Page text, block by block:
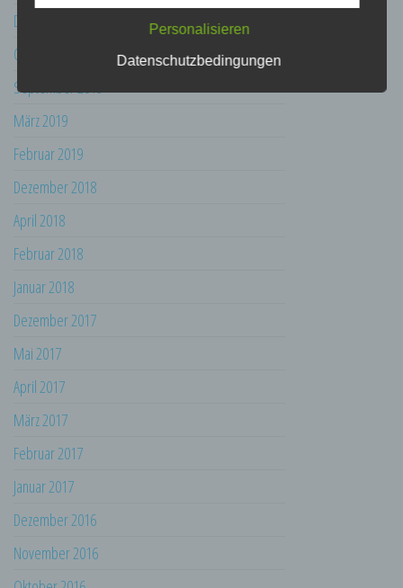
Dezember 2019
Oktober 2019
September 2019
März 2019
Februar 2019
Dezember 2018
April 2018
Februar 2018
Januar 2018
Dezember 2017
Mai 2017
April 2017
März 2017
Februar 2017
Januar 2017
Dezember 2016
November 2016
Markierung gespeicherter
künftige Verarbeitung einzuschränken.
Profiling ist jede Art der automatisierten
darin besteht, dass diese
zu bewerten, insbesondere, um Aspekte
Interessen, Zuverlässigkeit, Verhalten,
Aufenthaltsort oder Ortswechsel dieser
auf welche die personenbezogenen Daten
betroffenen Person zugeordnet werden
können, sofern diese zusätzlichen
Informationen gesondert aufbewahrt werden
Maßnahmen unterliegen, die gewährleisten,
Personalisieren
Datenschutzbedingungen